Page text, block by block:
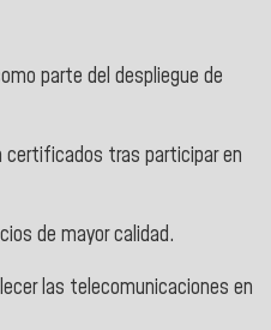
parte del despliegue de
certificados tras participar en
de mayor calidad.
las telecomunicaciones en